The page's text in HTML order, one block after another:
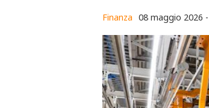
Finanza 08 maggio 2026